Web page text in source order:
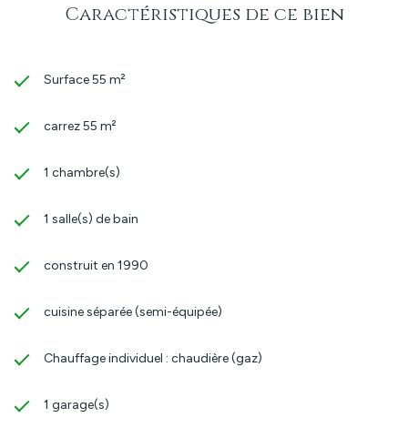
Caractéristiques de ce bien
Surface 55 m²
carrez 55 m²
1 chambre(s)
1 salle(s) de bain
construit en 1990
cuisine séparée (semi-équipée)
Chauffage individuel : chaudière (gaz)
1 garage(s)